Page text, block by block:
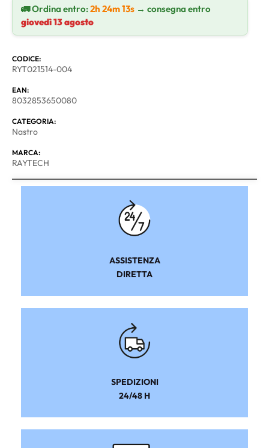
🚛 Ordina entro:2h 24m 13s → consegna entro
giovedì 13 agosto
CODICE:
RYT021514-004
EAN:
8032853650080
CATEGORIA:
Nastro
MARCA:
RAYTECH
ASSISTENZA
DIRETTA
SPEDIZIONI
24/48 H